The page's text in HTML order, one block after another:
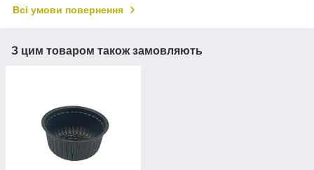
Всі умови повернення
З цим товаром також замовляють